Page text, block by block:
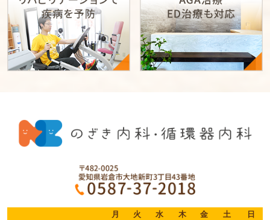
月 火 水 木 金 土
日